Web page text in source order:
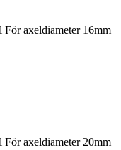
För axeldiameter 16mm
För axeldiameter 20mm